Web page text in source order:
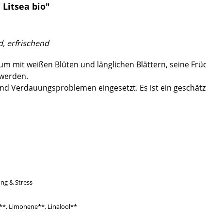
bio"
erfrischend
mit weißen Blüten und länglichen Blättern, seine
Verdauungsproblemen eingesetzt. Es ist ein
& Stress
Limonene**, Linalool**